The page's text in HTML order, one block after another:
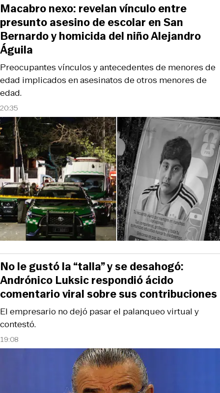
20:35
Preocupantes vínculos y antecedentes de menores de
edad implicados en asesinatos de otros menores de
edad.
Macabro nexo: revelan vínculo entre
presunto asesino de escolar en San
Bernardo y homicida del niño Alejandro
Águila
19:08
El empresario no dejó pasar el palanqueo virtual y
contestó.
No le gustó la “talla” y se desahogó:
Andrónico Luksic respondió ácido
comentario viral sobre sus contribuciones